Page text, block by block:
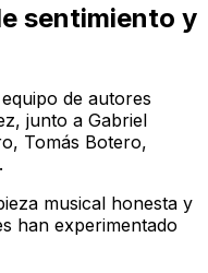
sentimiento y
de autores
junto a Gabriel
Tomás Botero,
musical honesta y
han experimentado